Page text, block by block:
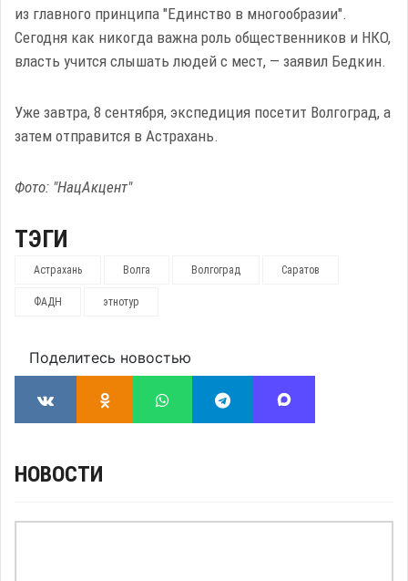
из главного принципа "Единство в многообразии".
Сегодня как никогда важна роль общественников и НКО,
власть учится слышать людей с мест, — заявил Бедкин.
Уже завтра, 8 сентября, экспедиция посетит Волгоград, а
затем отправится в Астрахань.
Фото: "НацАкцент"
ТЭГИ
Астрахань Волга Волгоград Саратов
ФАДН этнотур
Поделитесь новостью
НОВОСТИ